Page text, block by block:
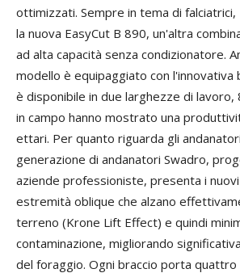
ottimizzati. Sempre in tema di falciatrici,
la nuova EasyCut B 890, un'altra
ad alta capacità senza condizionatore.
modello è equipaggiato con l'innovativa
è disponibile in due larghezze di lavoro,
in campo hanno mostrato una
ettari. Per quanto riguarda gli
generazione di andanatori Swadro,
aziende professioniste, presenta i
estremità oblique che alzano
terreno (Krone Lift Effect) e quindi
contaminazione, migliorando
del foraggio. Ogni braccio porta